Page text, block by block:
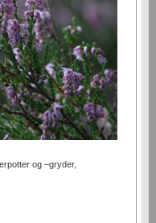
og –gryder,